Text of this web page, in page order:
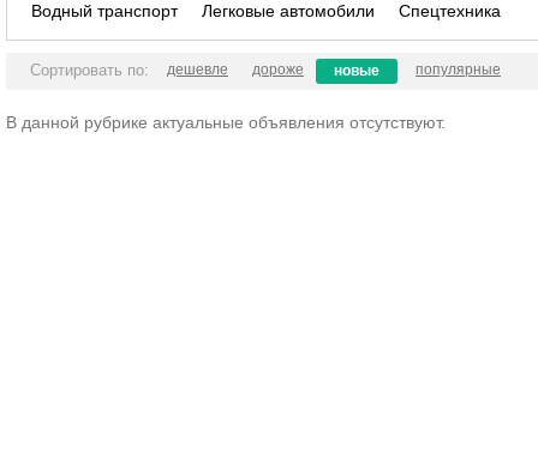
Водный транспорт
Легковые автомобили
Спецтехника
Сортировать по: дешевле дороже новые популярные
В данной рубрике актуальные объявления отсутствуют.